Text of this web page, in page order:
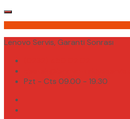
Lenovo Servis, Garanti Sonrası
Pzt - Cts 09.00 - 19.30